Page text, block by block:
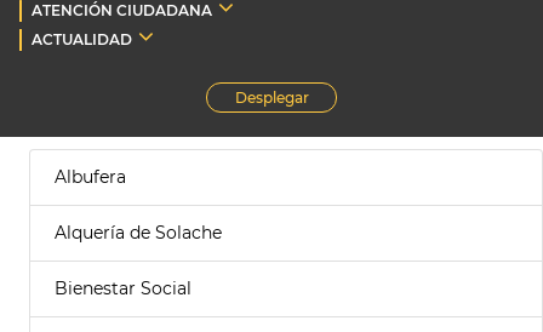
ATENCIÓN CIUDADANA
ACTUALIDAD
Desplegar
Albufera
Alquería de Solache
Bienestar Social